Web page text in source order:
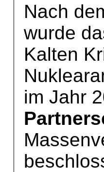
Nach
wurde
Kalten
im Jahr